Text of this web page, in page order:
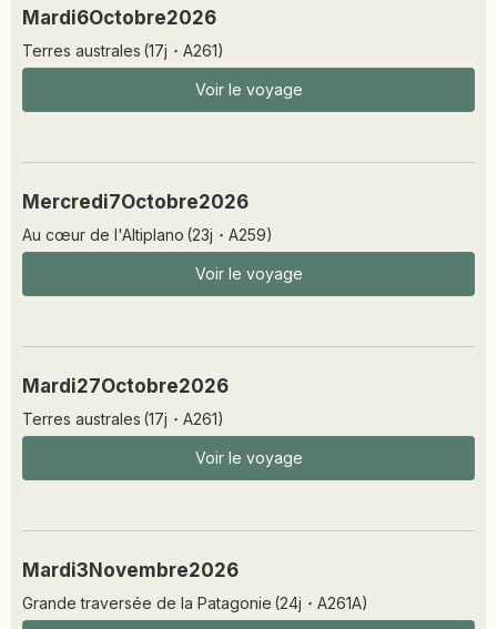
Mardi6Octobre2026
Terres australes (17j · A261)
Voir le voyage
Mercredi7Octobre2026
Au cœur de l'Altiplano (23j · A259)
Voir le voyage
Mardi27Octobre2026
Terres australes (17j · A261)
Voir le voyage
Mardi3 Novembre2026
Grande traversée de la Patagonie (24j · A261A)